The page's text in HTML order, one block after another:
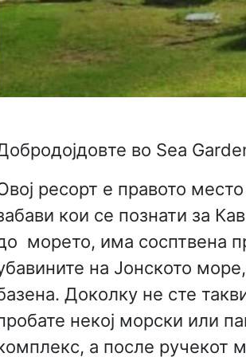
во Sea
ресорт е правото
кои се познати за
морето, има сосптвена
на Јонското
Доколку не сте
некој морски или
а после ручекот